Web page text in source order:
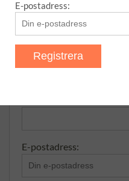
NYHETSBREV –
ENKELT
Förnman
E-postadress:
E-postadress: